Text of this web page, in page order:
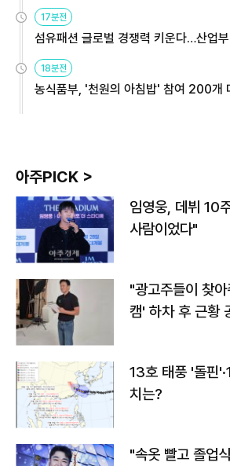
17분전
섬유패션 글로벌 경쟁력 키운다…산업
18분전
농식품부, '천원의 아침밥' 참여 200개
아주PICK >
임영웅, 데뷔 10
사람이었다"
"광고주들이 찾
캠' 하차 후 근황
13호 태풍 '돌핀
치는?
"속옷 빨고 졸업